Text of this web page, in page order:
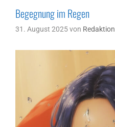
Begegnung im Regen
31. August 2025von Redaktion